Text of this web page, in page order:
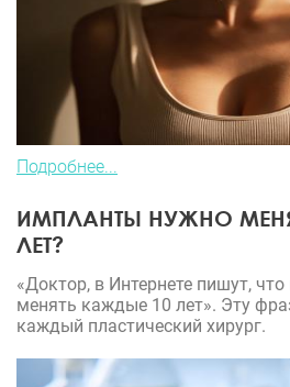
Подробнее...
ИМПЛАНТЫ НУЖНО
ЛЕТ?
«Доктор, в Интернете пишут,
менять каждые 10 лет». Эту
каждый пластический хирург.